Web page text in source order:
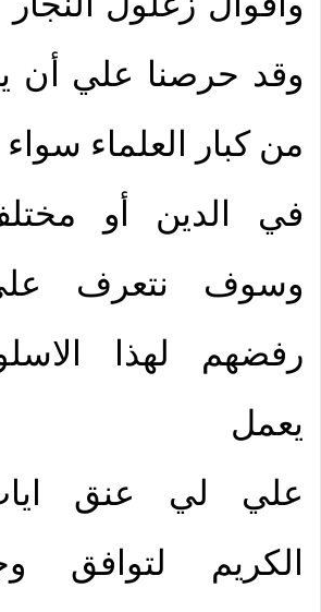
وقد حرصنا علي أن
من كبار العلماء سواء
في الدين أو
وسوف نتعرف
رفضهم لهذا
يعمل
علي لي عنق
الكريم لتوافق